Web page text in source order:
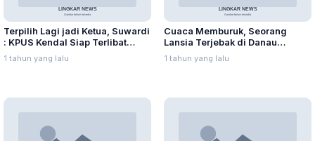
Terpilih Lagi jadi Ketua, Suwardi
: KPUS Kendal Siap Terlibat
Suplai Telur untuk MBG
1 tahun yang lalu
Cuaca Memburuk, Seorang
Lansia Terjebak di Danau
Rawapening Saat Mencari
Enceng Gondok
1 tahun yang lalu